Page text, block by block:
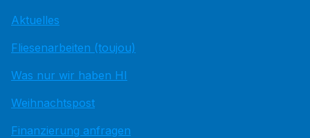
Aktuelles
Fliesenarbeiten (toujou)
Was nur wir haben HI
Weihnachtspost
Finanzierung anfragen